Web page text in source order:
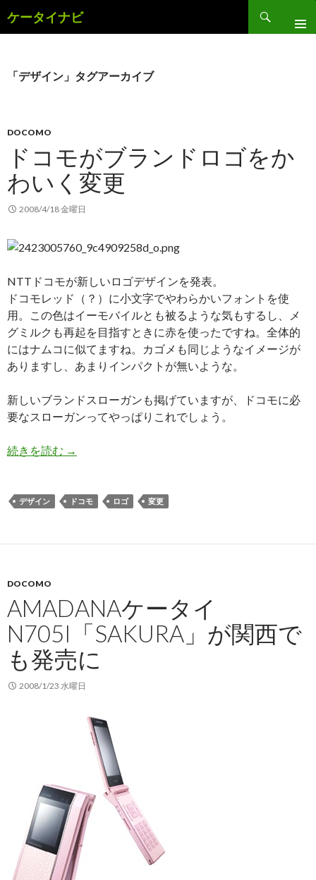
ケータイナビ
索
ン
キ
ッ
「デザイン」タグアーカイブ
DOCOMO
ドコモがブランドロゴをか
わいく変更
2008/4/18 金曜日
NTTドコモが新しいロゴデザインを発表。
ドコモレッド（？）に小文字でやわらかいフォントを使
用。この色はイーモバイルとも被るような気もするし、メ
グミルクも再起を目指すときに赤を使ったですね。全体的
にはナムコに似てますね。カゴメも同じようなイメージが
ありますし、あまりインパクトが無いような。
新しいブランドスローガンも掲げていますが、ドコモに必
要なスローガンってやっぱりこれでしょう。
続きを読む ド
が
ゴ
を
わ
い
く
→
デザイン ドコモ ロゴ 変更
DOCOMO
AMADANAケータイ
N705I「SAKURA」が関西で
も発売に
2008/1/23 水曜日